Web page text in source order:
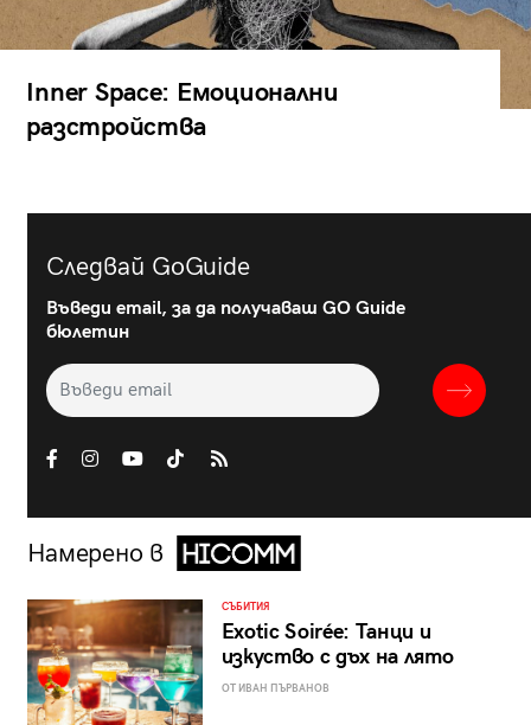
Inner Space: Емоционални
разстройства
Следвай GoGuide
Въведи email, за да получаваш GO Guide
бюлетин
Намерено в
СЪБИТИЯ
Exotic Soirée: Танци и
изкуство с дъх на лято
ОТ ИВАН ПЪРВАНОВ